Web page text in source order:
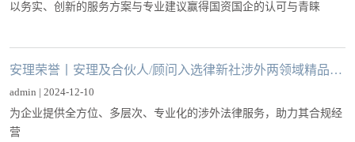
以务实、创新的服务方案与专业建议赢得国资国企的认可与青睐
安理荣誉丨安理及合伙人/顾问入选律新社涉外两领域精品法律服务品牌指南
admin | 2024-12-10
为企业提供全方位、多层次、专业化的涉外法律服务，助力其合规经
营